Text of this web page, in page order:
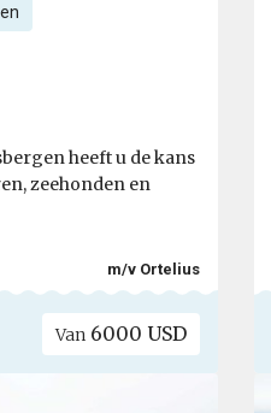
heeft u de kans
zeehonden en
m/v Ortelius
Van 6000 USD